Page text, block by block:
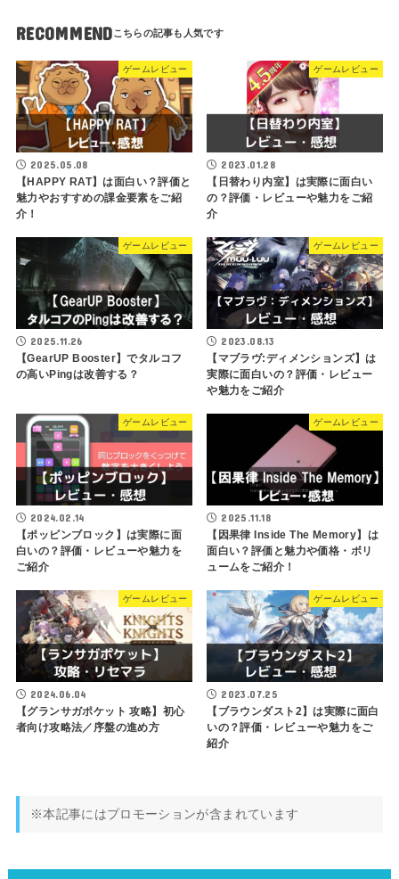
RECOMMEND
ゲームレビュー
2025.05.08
【HAPPY RAT】は面白い？評価と
魅力やおすすめの課金要素をご紹
介！
ゲームレビュー
2023.01.28
【日替わり内室】は実際に面白い
の？評価・レビューや魅力をご紹
介
ゲームレビュー
2025.11.26
【GearUP Booster】でタルコフ
の高いPingは改善する？
ゲームレビュー
2023.08.13
【マブラヴ:ディメンションズ】は
実際に面白いの？評価・レビュー
や魅力をご紹介
ゲームレビュー
2024.02.14
【ポッピンブロック】は実際に面
白いの？評価・レビューや魅力を
ご紹介
ゲームレビュー
2025.11.18
【因果律 Inside The Memory】は
面白い？評価と魅力や価格・ボリ
ュームをご紹介！
ゲームレビュー
2024.06.04
【グランサガポケット 攻略】初心
者向け攻略法／序盤の進め方
ゲームレビュー
2023.07.25
【ブラウンダスト2】は実際に面白
いの？評価・レビューや魅力をご
紹介
※本記事にはプロモーションが含まれています